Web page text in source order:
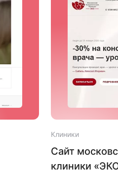
Клиники
Сайт
клиники